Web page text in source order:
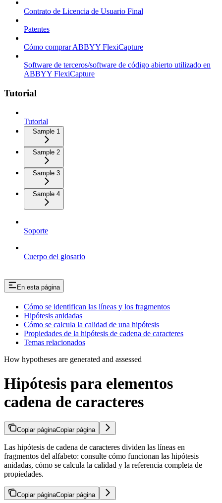
Contrato de Licencia de Usuario Final
Patentes
Cómo comprar ABBYY FlexiCapture
Software de terceros/software de código abierto utilizado en
ABBYY FlexiCapture
Tutorial
Tutorial
Sample 1
Sample 2
Sample 3
Sample 4
Soporte
Cuerpo del glosario
En esta página
Cómo se identifican las líneas y los fragmentos
Hipótesis anidadas
Cómo se calcula la calidad de una hipótesis
Propiedades de la hipótesis de cadena de caracteres
Temas relacionados
How hypotheses are generated and assessed
Hipótesis para elementos
cadena de caracteres
Copiar páginaCopiar página
Las hipótesis de cadena de caracteres dividen las líneas en
fragmentos del alfabeto: consulte cómo funcionan las hipótesis
anidadas, cómo se calcula la calidad y la referencia completa de
propiedades.
Copiar páginaCopiar página